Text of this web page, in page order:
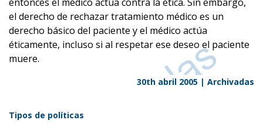
entonces el médico actúa contra la ética. Sin embargo,
el derecho de rechazar tratamiento médico es un
derecho básico del paciente y el médico actúa
éticamente, incluso si al respetar ese deseo el paciente
muere.
30th abril 2005 | Archivadas
Tipos de políticas